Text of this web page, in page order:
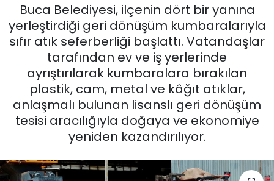
Buca Belediyesi, ilçenin dört bir yanına
yerleştirdiği geri dönüşüm kumbaralarıyla
sıfır atık seferberliği başlattı. Vatandaşlar
tarafından ev ve iş yerlerinde
ayrıştırılarak kumbaralara bırakılan
plastik, cam, metal ve kâğıt atıklar,
anlaşmalı bulunan lisanslı geri dönüşüm
tesisi aracılığıyla doğaya ve ekonomiye
yeniden kazandırılıyor.
EĞİTİM
EKONOMİ
English News
GÜNCEL
KÜLTÜR SANAT
MAGAZİN
Tüm Manşetler
Son Dakika Haberleri
Haber Arşivi